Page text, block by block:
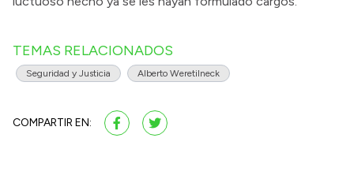
TEMAS RELACIONADOS
Seguridad y Justicia Alberto Weretilneck
COMPARTIR EN: